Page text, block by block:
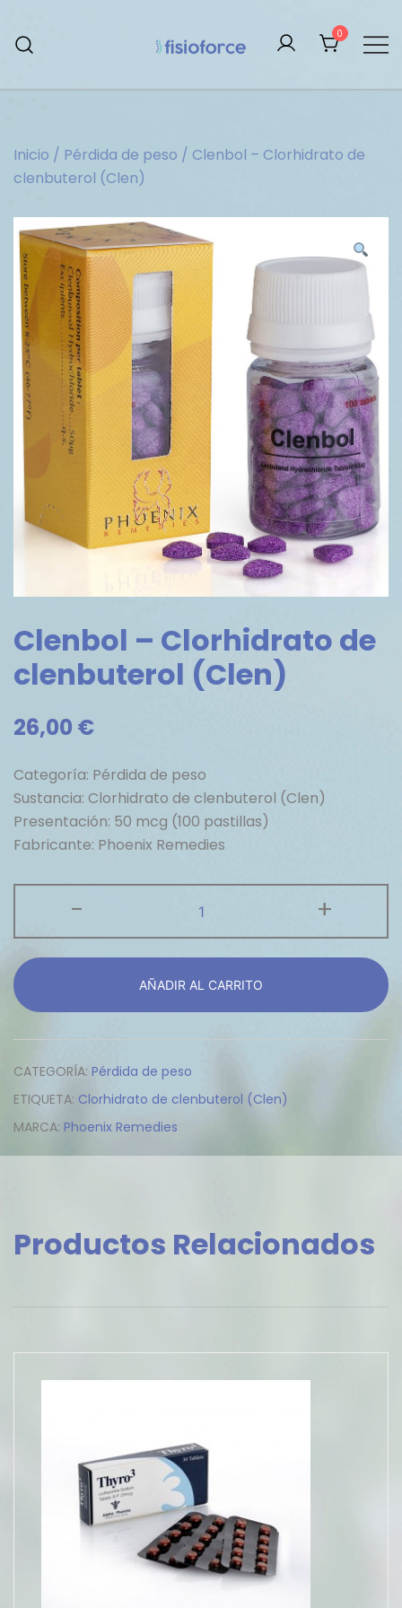
contenido
0
Inicio / Pérdida de peso / Clenbol – Clorhidrato de
clenbuterol (Clen)
Clenbol – Clorhidrato de
clenbuterol (Clen)
26,00 €
Categoría: Pérdida de peso
Sustancia: Clorhidrato de clenbuterol (Clen)
Presentación: 50 mcg (100 pastillas)
Fabricante: Phoenix Remedies
-
-
Clorhidrato
clenbuterol
(Clen)
+
AÑADIR AL CARRITO
CATEGORÍA: Pérdida de peso
ETIQUETA: Clorhidrato de clenbuterol (Clen)
MARCA: Phoenix Remedies
Productos Relacionados